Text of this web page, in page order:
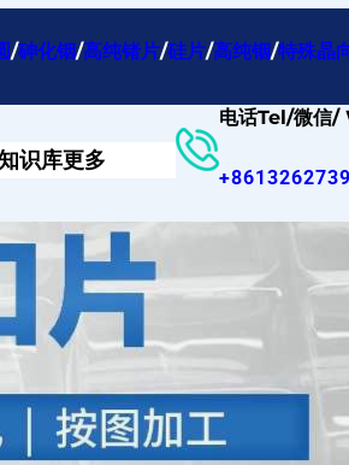
/砷化铟/高纯锗片/硅片/高纯铟/特殊晶
识库更多
电话Tel/微信